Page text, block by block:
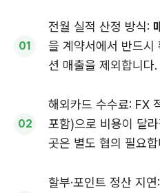
전월 실적 산정 방식:
을 계약서에서 반드시
션 매출을 제외합니다.
해외카드 수수료: FX
포함)으로 비용이 달
곳은 별도 협의 필요합
할부·포인트 정산 지